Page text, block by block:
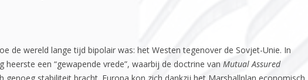
de wereld lange tijd bipolair was: het Westen tegenover de Sovjet-Unie. In
heerste een “gewapende vrede”, waarbij de doctrine van Mutual Assured
genoeg stabiliteit bracht. Europa kon zich dankzij het Marshallplan economisch